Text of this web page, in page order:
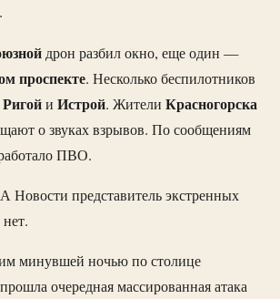
.
дрон разбил окно, еще один —
проспекте. Несколько беспилотников
Ригойи Истрой. Жители Красногорска
о звуках взрывов. По сообщениям
ПВО.
Новости представитель экстренных
минувшей ночью по столице
прошла очередная массированная атака